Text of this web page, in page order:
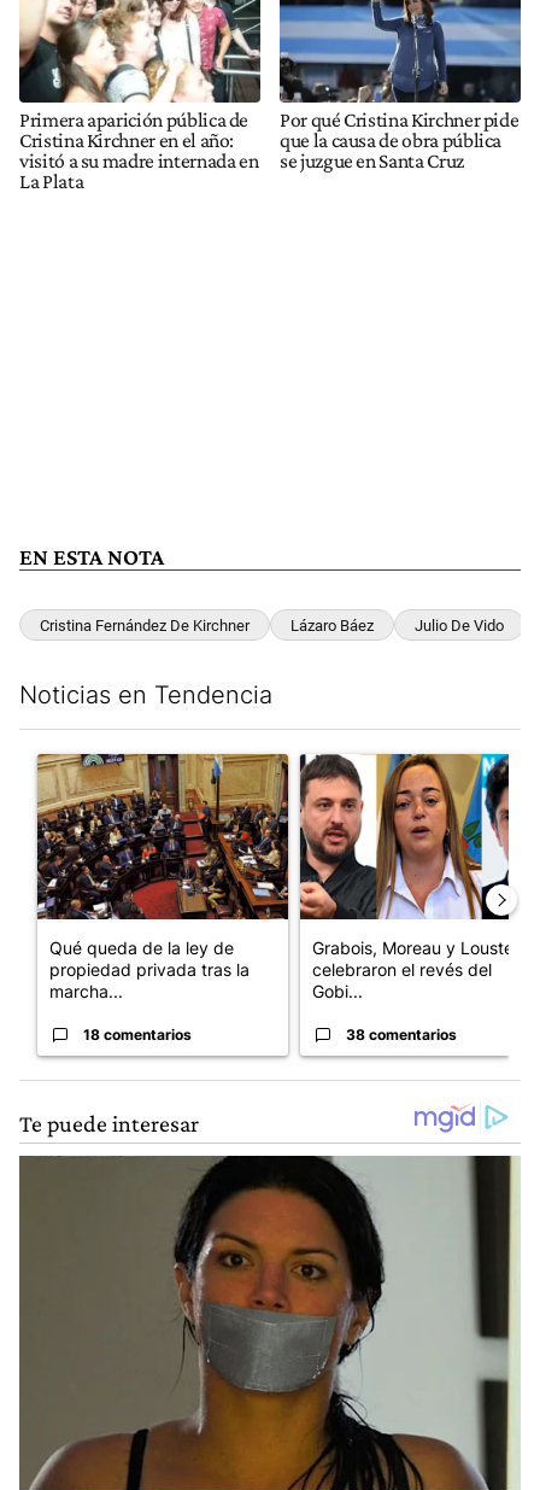
Primera aparición pública de
Cristina Kirchner en el año:
visitó a su madre internada en
La Plata
Por qué Cristina Kirchner pide
que la causa de obra pública
se juzgue en Santa Cruz
EN ESTA NOTA
Cristina Fernández De Kirchner Lázaro Báez Julio De Vido
Noticias en Tendencia
Un artículo de tendencia con el título "Qué queda de la ley de
Qué queda de la ley de
propiedad privada tras la
marcha...
18 comentarios
Un artículo de tendencia con
Grabois, Moreau y Lousteau
celebraron el revés del
Gobi...
38 comentarios